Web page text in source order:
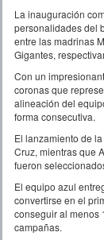
La inauguración
personalidades del
entre las madrinas
Gigantes,
Con un
coronas que
alineación del
forma consecutiva.
El lanzamiento de
Cruz, mientras que
fueron
El equipo azul
convertirse en el
conseguir al menos
campañas.